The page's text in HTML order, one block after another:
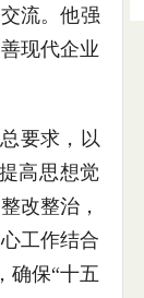
流。他强
现代企业
要求，以
高思想觉
改整治，
工作结合
确保“十五